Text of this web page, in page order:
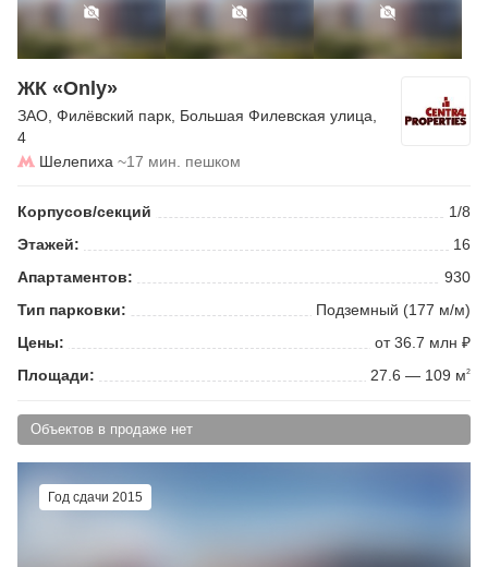
ЖК «Only»
ЗАО Филёвский парк Большая Филевская улица
4
Шелепиха ~17 мин. пешком
Корпусов/секций
1/8
Этажей:
16
Апартаментов:
930
Тип парковки:
Подземный (177 м/м)
Цены:
от 36.7 млн ₽
Площади:
27.6 — 109 м2
Объектов в продаже нет
Год сдачи 2015